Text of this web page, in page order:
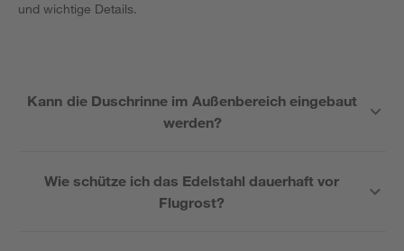
und wichtige Details.
Kann die Duschrinne im Außenbereich eingebaut
werden?
Wie schütze ich das Edelstahl dauerhaft vor
Flugrost?